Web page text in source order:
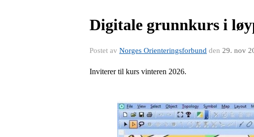
Digitale grunnkurs i
Postet av Norges Orienteringsforbund den 29. nov
Inviterer til kurs vinteren 2026.